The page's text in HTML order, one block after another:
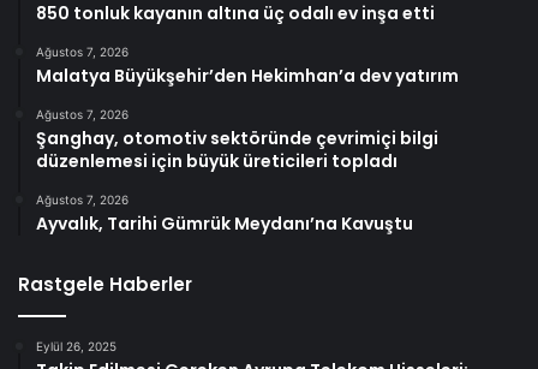
850 tonluk kayanın altına üç odalı ev inşa etti
Ağustos 7, 2026
Malatya Büyükşehir’den Hekimhan’a dev yatırım
Ağustos 7, 2026
Şanghay, otomotiv sektöründe çevrimiçi bilgi
düzenlemesi için büyük üreticileri topladı
Ağustos 7, 2026
Ayvalık, Tarihi Gümrük Meydanı’na Kavuştu
Rastgele Haberler
Eylül 26, 2025